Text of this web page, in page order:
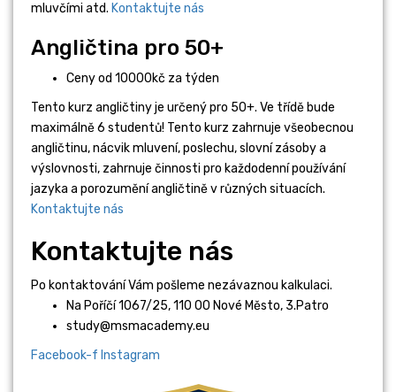
mluvčími atd. Kontaktujte nás
Angličtina pro 50+
Ceny od 10000kč za týden
Tento kurz angličtiny je určený pro 50+. Ve třídě bude
maximálně 6 studentů! Tento kurz zahrnuje všeobecnou
angličtinu, nácvik mluvení, poslechu, slovní zásoby a
výslovnosti, zahrnuje činnosti pro každodenní používání
jazyka a porozumění angličtině v různých situacích.
Kontaktujte nás
Kontaktujte nás
Po kontaktování Vám pošleme nezávaznou kalkulaci.
Na Poříčí 1067/25, 110 00 Nové Město, 3.Patro
study@msmacademy.eu
Facebook-f Instagram